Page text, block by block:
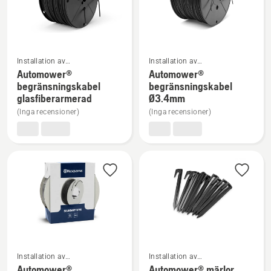
Se
mer
information
om
Automower®
Installation av
robotgräsklippare
Automower®
begränsningskabel
glasfiberarmerad
(Inga recensioner)
Se
mer
information
om
Automower®
Installation av
robotgräsklippare
Automower®
begränsningskabel
Ø3.4mm
(Inga recensioner)
Se
mer
Installation av
robotgräsklippare
Se
mer
Installation av
robotgräsklippare